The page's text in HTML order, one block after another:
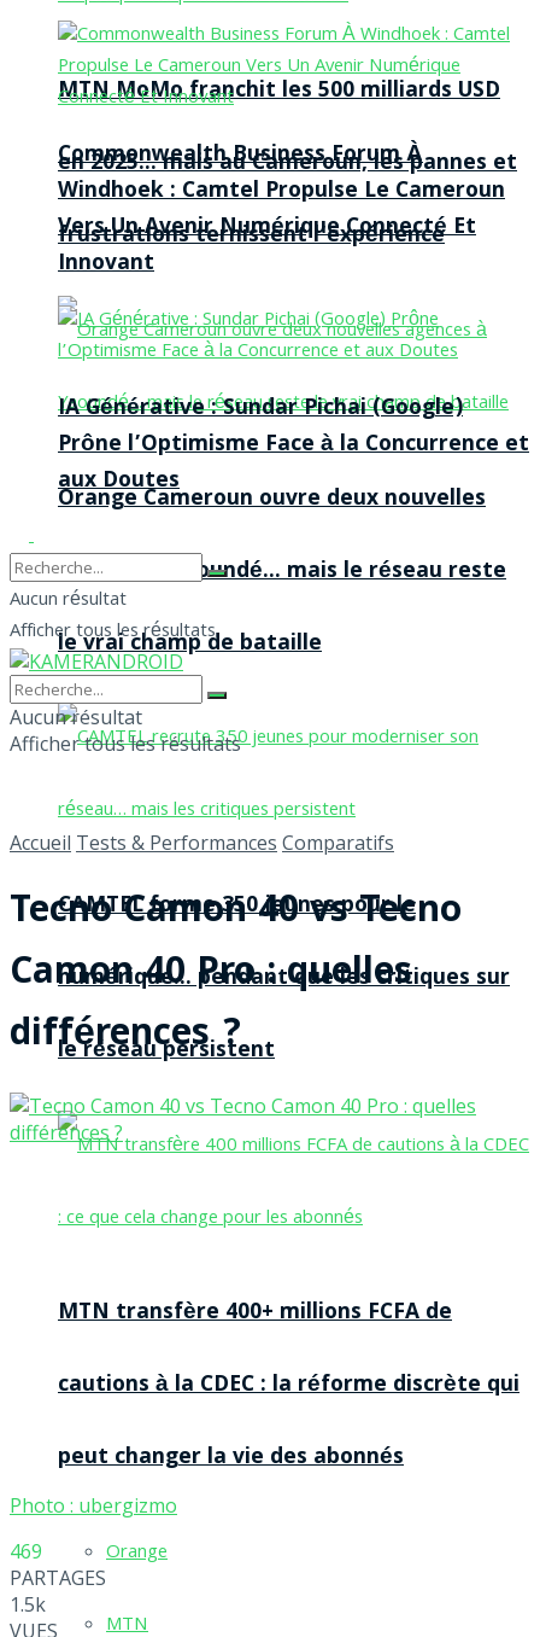
MTN MoMo franchit les 500 milliards USD
en 2025… mais au Cameroun, les pannes et
frustrations ternissent l’expérience
Orange Cameroun ouvre deux nouvelles
agences à Yaoundé… mais le réseau reste
le vrai champ de bataille
CAMTEL forme 350 jeunes pour le
numérique… pendant que les critiques sur
le réseau persistent
MTN transfère 400+ millions FCFA de
cautions à la CDEC : la réforme discrète qui
peut changer la vie des abonnés
Orange
MTN
Commonwealth Business Forum À
Windhoek : Camtel Propulse Le Cameroun
Vers Un Avenir Numérique Connecté Et
Innovant
IA Générative : Sundar Pichai (Google)
Prône l’Optimisme Face à la Concurrence et
aux Doutes
Aucun résultat
Afficher tous les résultats
Aucun résultat
Afficher tous les résultats
Accueil Tests & Performances Comparatifs
Tecno Camon 40 vs Tecno
Camon 40 Pro : quelles
différences ?
Photo : ubergizmo
469
PARTAGES
1.5k
VUES